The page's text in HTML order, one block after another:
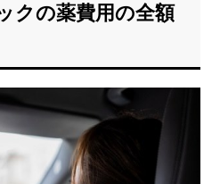
クの薬費用の全額